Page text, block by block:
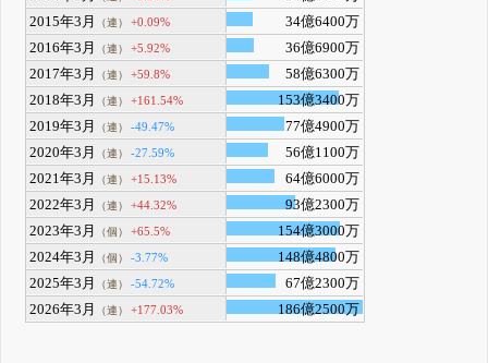
2015年3月
（連） +0.09%
34億6400万
2016年3月
（連） +5.92%
36億6900万
2017年3月
（連） +59.8%
58億6300万
2018年3月
（連） +161.54%
153億3400万
2019年3月
（連） -49.47%
77億4900万
2020年3月
（連） -27.59%
56億1100万
2021年3月
（連） +15.13%
64億6000万
2022年3月
（連） +44.32%
93億2300万
2023年3月
（個） +65.5%
154億3000万
2024年3月
（個） -3.77%
148億4800万
2025年3月
（連） -54.72%
67億2300万
2026年3月
（連） +177.03% 186億2500万